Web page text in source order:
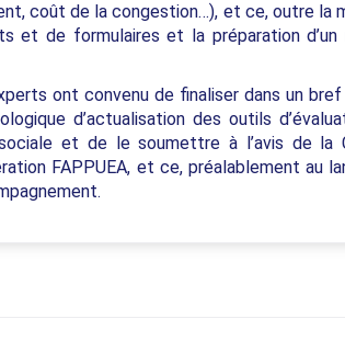
coût de la congestion…), et ce, outre la
et de formulaires et la préparation d’un
ont convenu de finaliser dans un
d’actualisation des outils
et de le soumettre à l’avis de
FAPPUEA, et ce, préalablement au